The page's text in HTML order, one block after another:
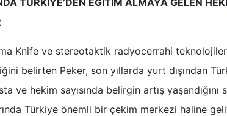
Knife ve stereotaktik radyocerrahi
belirten Peker, son yıllarda yurt dışından
ve hekim sayısında belirgin artış yaşandığını
Türkiye önemli bir çekim merkezi haline